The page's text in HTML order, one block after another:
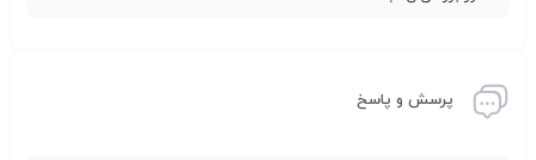
پرسش و پاسخ